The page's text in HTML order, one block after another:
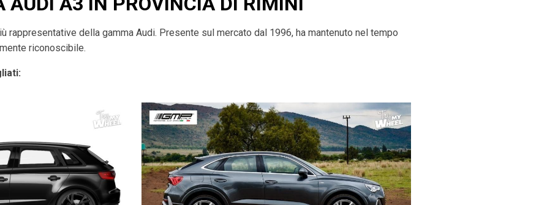
rappresentative della gamma Audi. Presente sul mercato dal 1996, ha mantenuto nel tempo
riconoscibile.